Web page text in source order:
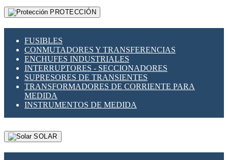
PROTECCIÓN
FUSIBLES
CONMUTADORES Y TRANSFERENCIAS
ENCHUFES INDUSTRIALES
INTERRUPTORES - SECCIONADORES
SUPRESORES DE TRANSIENTES
TRANSFORMADORES DE CORRIENTE PARA
MEDIDA
INSTRUMENTOS DE MEDIDA
SOLAR